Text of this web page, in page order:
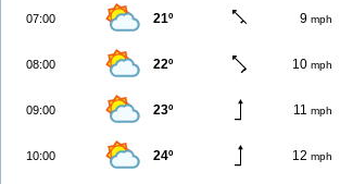
07:00 21º 9 mph
08:00 22º 10 mph
09:00 23º 11 mph
10:00 24º 12 mph